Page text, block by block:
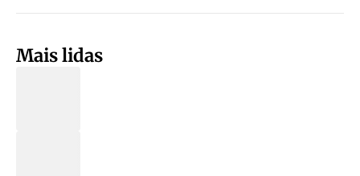
Mais lidas